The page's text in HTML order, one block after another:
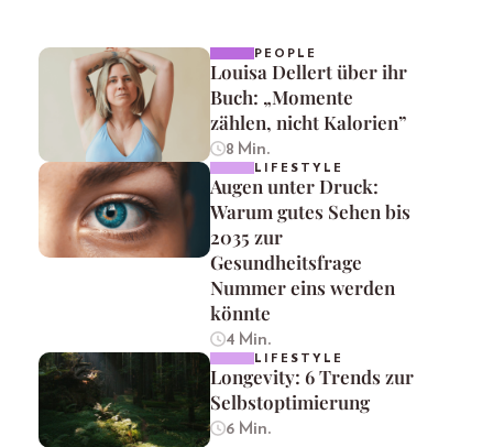
PEOPLE
Louisa Dellert über ihr
Buch: „Momente
zählen, nicht Kalorien”
8 Min.
LIFESTYLE
Augen unter Druck:
Warum gutes Sehen bis
2035 zur
Gesundheitsfrage
Nummer eins werden
könnte
4 Min.
LIFESTYLE
Longevity: 6 Trends zur
Selbstoptimierung
6 Min.